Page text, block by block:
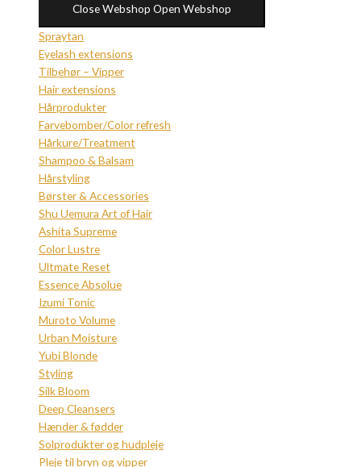
Close Webshop Open Webshop
Spraytan
Eyelash extensions
Tilbehør – Vipper
Hair extensions
Hårprodukter
Farvebomber/Color refresh
Hårkure/Treatment
Shampoo & Balsam
Hårstyling
Børster & Accessories
Shu Uemura Art of Hair
Ashita Supreme
Color Lustre
Ultmate Reset
Essence Absolue
Izumi Tonic
Muroto Volume
Urban Moisture
Yubi Blonde
Styling
Silk Bloom
Deep Cleansers
Hænder & fødder
Solprodukter og hudpleje
Pleje til bryn og vipper